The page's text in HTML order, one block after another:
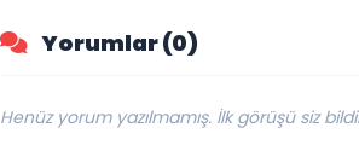
Yorumlar (0)
Henüz yorum yazılmamış. İlk görüşü siz